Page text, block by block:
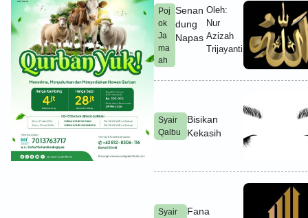
Poj
ok
Ja
ma
ah
Senan
dung
Napas
Oleh:
Nur
Azizah
Trijayanti
Syair
Qalbu
Bisikan
Kekasih
Syair
Fana